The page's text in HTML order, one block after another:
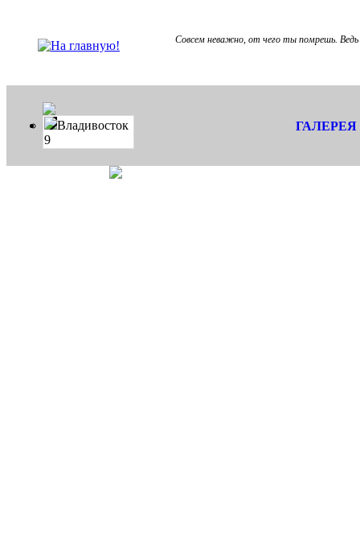
Совсем неважно, от чего ты помрешь. Ведь
Владивосток
9
ГАЛЕРЕЯ